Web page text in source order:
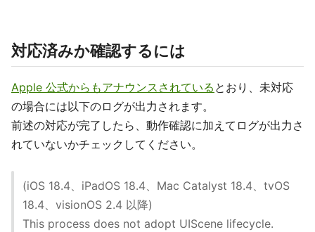
対応済みか確認するには
Apple 公式からもアナウンスされている とおり、未対応
の場合には以下のログが出力されます。
前述の対応が完了したら、動作確認に加えてログが出力さ
れていないかチェックしてください。
(iOS 18.4、iPadOS 18.4、Mac Catalyst 18.4、tvOS
18.4、visionOS 2.4 以降)
This process does not adopt UIScene lifecycle.